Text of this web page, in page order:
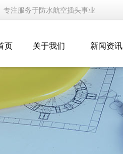
注服务于防水航空插头事业
页 关于我们 新闻资讯